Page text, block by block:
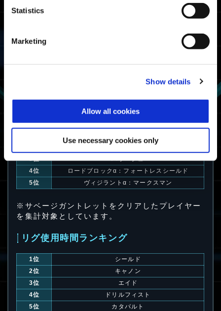
Statistics
Marketing
Show details
Allow all cookies
Use necessary cookies only
Xbox Series X|S / Xbox
One / Windows
08:11.66
07:25.65
07:23.15
エグゾスーツ使用時間ランキング
3位
バラージュ
4位
ロードブロックα：フォートレスシールド
5位
ヴィジラントα：マークスマン
※サベージガントレットをクリアしたプレイヤー
を集計対象としています。
リグ使用時間ランキング
1位
シールド
2位
キャノン
3位
エイド
4位
ドリルフィスト
5位
カタパルト